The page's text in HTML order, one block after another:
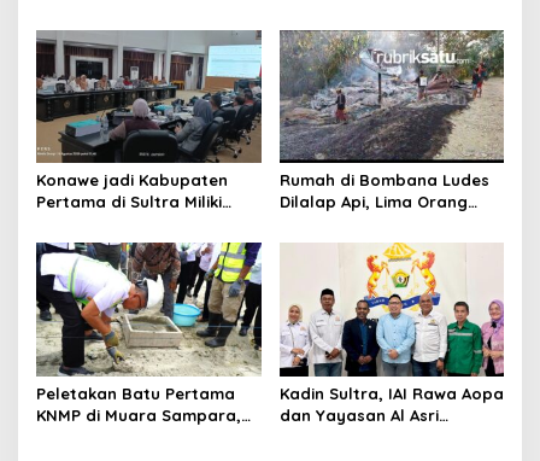
Kasus Tambang Ilegal
Tanawali dan PT
Tadisangka, Siap Kuasai
Lahan Puuwatu
Konawe jadi Kabupaten
Pertama di Sultra Miliki
Digital, DPRD Restui
Anggaran Rp200 Juta
Rumah di Bombana Ludes
Dilalap Api, Lima Orang
Dunia
Peletakan Batu Pertama
KNMP di Muara Sampara,
Kadin Sultra, IAI Rawa Aopa
dan Yayasan Al Asri